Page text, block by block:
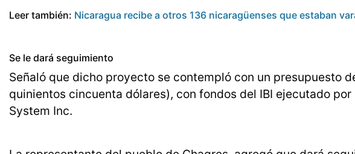
Leer también: Nicaragua recibe a otros 136 nicaragüenses que estaban
Se le dará seguimiento
Señaló que dicho proyecto se contempló con un presupuesto
quinientos cincuenta dólares), con fondos del IBI ejecutado
System Inc.